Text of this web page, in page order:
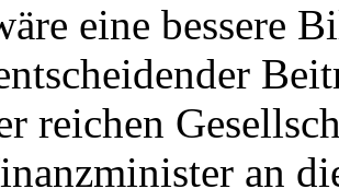
eine bessere
reichen
an